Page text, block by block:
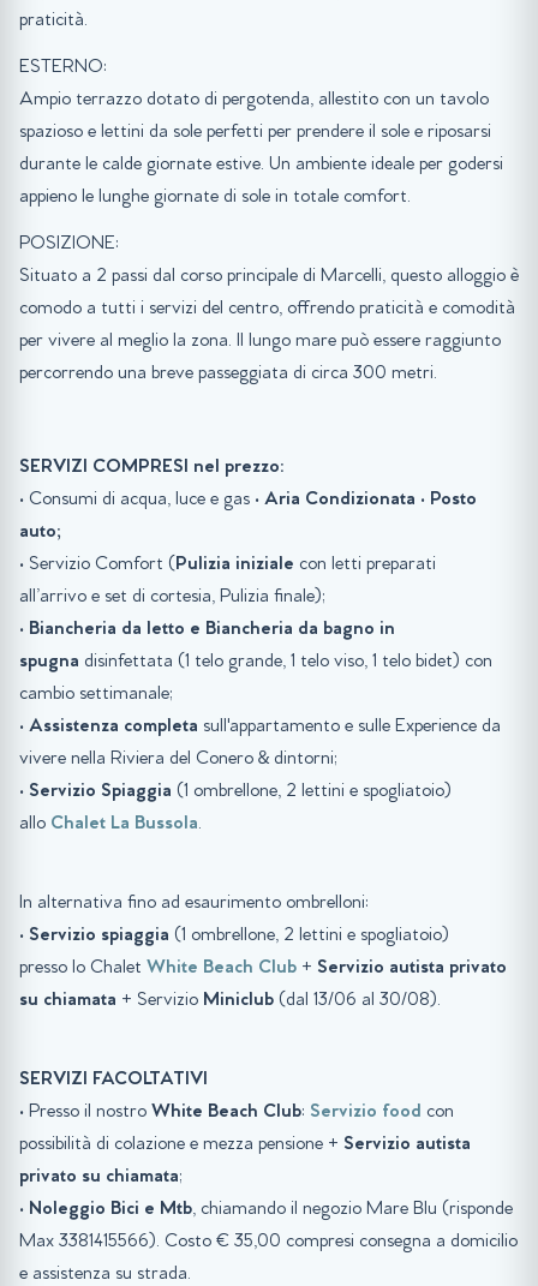
praticità.
ESTERNO:
Ampio terrazzo dotato di pergotenda, allestito con un tavolo
spazioso e lettini da sole perfetti per prendere il sole e riposarsi
durante le calde giornate estive. Un ambiente ideale per godersi
appieno le lunghe giornate di sole in totale comfort.
POSIZIONE:
Situato a 2 passi dal corso principale di Marcelli, questo alloggio è
comodo a tutti i servizi del centro, offrendo praticità e comodità
per vivere al meglio la zona. Il lungo mare può essere raggiunto
percorrendo una breve passeggiata di circa 300 metri.
SERVIZI COMPRESI nel prezzo:
• Consumi di acqua, luce e gas • Aria Condizionata • Posto
auto;
• Servizio Comfort (Pulizia iniziale con letti preparati
all’arrivo e set di cortesia, Pulizia finale);
• Biancheria da letto e Biancheria da bagno in
spugna disinfettata (1 telo grande, 1 telo viso, 1 telo bidet) con
cambio settimanale;
• Assistenza completa sull'appartamento e sulle Experience da
vivere nella Riviera del Conero & dintorni;
• Servizio Spiaggia (1 ombrellone, 2 lettini e spogliatoio)
allo Chalet La Bussola.
In alternativa fino ad esaurimento ombrelloni:
• Servizio spiaggia (1 ombrellone, 2 lettini e spogliatoio)
presso lo Chalet White Beach Club + Servizio autista privato
su chiamata + Servizio Miniclub (dal 13/06 al 30/08).
SERVIZI FACOLTATIVI
• Presso il nostro White Beach Club: Servizio food con
possibilità di colazione e mezza pensione + Servizio autista
privato su chiamata;
• Noleggio Bici e Mtb, chiamando il negozio Mare Blu (risponde
Max 3381415566). Costo € 35,00 compresi consegna a domicilio
e assistenza su strada.